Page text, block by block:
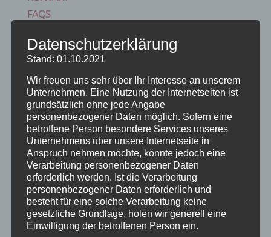
FAQS
IMPRESSUM
Seite wählen
Start
Ferienwohnungen
Ferienwohnung 1
Ferienwohnung 2
Ferienwohnung 3
Ferienwohnung 4
Ferienwohnung 5
Ferienzimmer 6
Verfügbarkeiten
Online Buchung
Datenschutzerklärung
Stand: 01.10.2021
Wir freuen uns sehr über Ihr Interesse an unserem
Unternehmen. Eine Nutzung der Internetseiten ist
grundsätzlich ohne jede Angabe
personenbezogener Daten möglich. Sofern eine
betroffene Person besondere Services unseres
Unternehmens über unsere Internetseite in
Anspruch nehmen möchte, könnte jedoch eine
Verarbeitung personenbezogener Daten
erforderlich werden. Ist die Verarbeitung
personenbezogener Daten erforderlich und
besteht für eine solche Verarbeitung keine
gesetzliche Grundlage, holen wir generell eine
Einwilligung der betroffenen Person ein.